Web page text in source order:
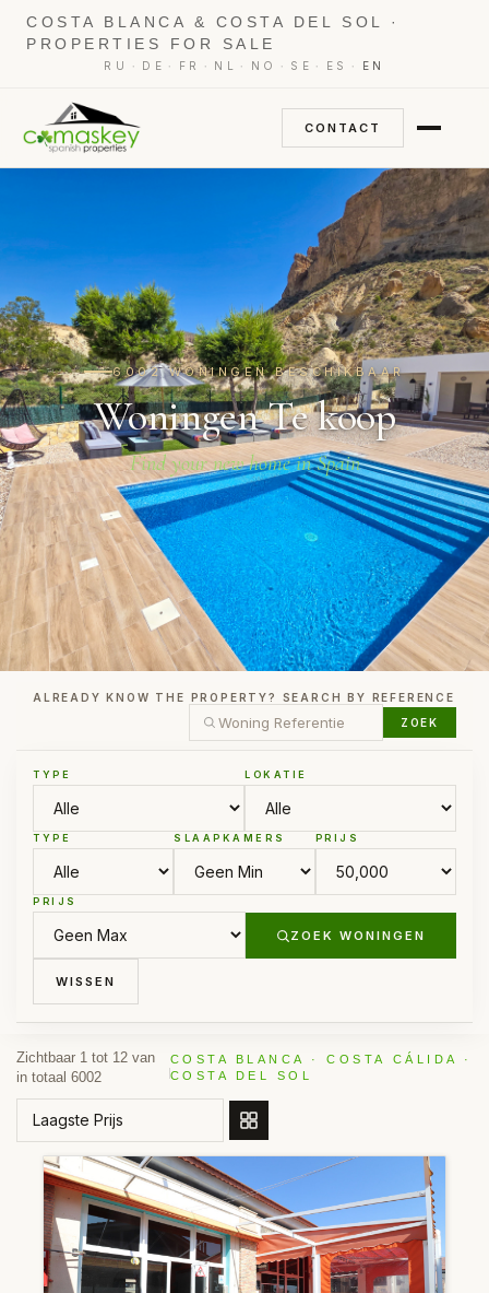
COSTA BLANCA & COSTA DEL SOL ·
PROPERTIES FOR SALE
RU · DE · FR · NL · NO · SE · ES · EN
CONTACT
6002 WONINGEN BESCHIKBAAR
Woningen Te koop
Find your new home in Spain
ALREADY KNOW THE PROPERTY? SEARCH BY REFERENCE
ZOEK
TYPE LOKATIE
TYPE SLAAPKAMERS PRIJS
PRIJS
ZOEK WONINGEN
WISSEN
Zichtbaar 1 tot 12 van
in totaal 6002
COSTA BLANCA · COSTA CÁLIDA ·
COSTA DEL SOL
SORTEER OP